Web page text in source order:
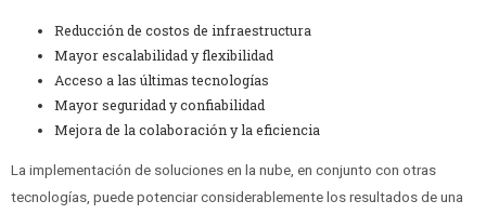
Reducción de costos de infraestructura
Mayor escalabilidad y flexibilidad
Acceso a las últimas tecnologías
Mayor seguridad y confiabilidad
Mejora de la colaboración y la eficiencia
La implementación de soluciones en la nube, en conjunto con otras
tecnologías, puede potenciar considerablemente los resultados de una